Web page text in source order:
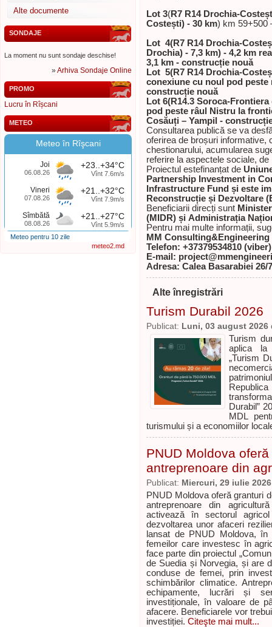
Alte documente
SONDAJE
La moment nu sunt sondaje deschise!
»Arhiva Sondaje Online
PROMO
Lucru în Rîșcani
METEO
Meteo în Rîşcani
Joi
06.08.26
+23..+34°C
Vînt 7.6m/s
Vineri
07.08.26
+21..+32°C
Vînt 7.9m/s
Sîmbătă
08.08.26
+21..+27°C
Vînt 5.9m/s
Meteo pentru 10 zile
meteo2.md
Lot 3(R7 R14 Drochia-
Costești) - 30 km) km 59+500
Lot 4(R7 R14 Drochia-
Drochia) - 7,3 km) - 4,2 km
3,1 km - construcție nouă
Lot 5(R7 R14 Drochia-
conexiune cu noul pod
construcție nouă
Lot 6(R14.3 Soroca-
pod peste râul Nistru la
Cosăuți – Yampil -
Consultarea publică se va
oferirea de broșuri informative,
chestionarului, acumularea
referire la aspectele sociale,
Proiectul estefinanțat de
Partnership Investment in
Infrastructure Fund și este
Reconstrucție și Dezvoltare
Beneficiarii direcți sunt
(MIDR) și Administrația
Pentru mai multe informații,
MM Consulting&Engineering
Telefon: +37379534810 (viber)
E-mail:
Adresa: Calea Basarabiei
Alte înregistrări
Turism Durabil 2026
Publicat: Luni, 03 august 2026
Turism
aplica la
„Turism
Durabil”
MDL
turismului și a economiilor
PNUD Moldova
antreprenoare din
Publicat: Miercuri, 29 iulie 2026
PNUD Moldova oferă granturi
antreprenoare din
activează în sectorul
dezvoltarea unor afaceri
lansat de PNUD Moldova,
femeilor care investesc în
face parte din proiectul
de Suedia și Norvegia, și are
conduse de femei, prin
schimbărilor climatice.
echipamente, lucrări și
investiționale, în valoare de
afacere. Beneficiarele vor
investiției. Citeşte mai mult...